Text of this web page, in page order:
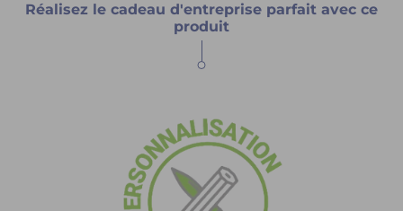
Réalisez le cadeau d'entreprise parfait avec ce
produit